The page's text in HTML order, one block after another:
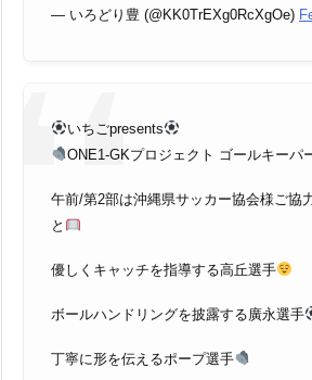
— いろどり豊 (@KK0TrEXg0RcXgOe)
いちごpresents
ONE1-GKプロジェクト ゴールキーパ
午前/第2部は沖縄県サッカー協会様ご協
と
優しくキャッチを指導する高丘選手
ボールハンドリングを披露する廣永選手
丁寧に形を伝えるポープ選手